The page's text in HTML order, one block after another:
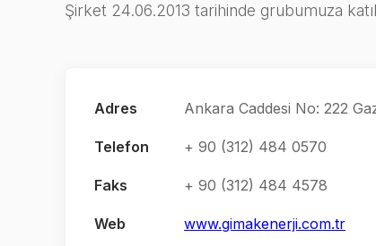
Şirket 24.06.2013 tarihinde grubumuza
Adres Ankara Caddesi No: 222
Telefon + 90 (312) 484 0570
Faks + 90 (312) 484 4578
Web www.gimakenerji.com.tr